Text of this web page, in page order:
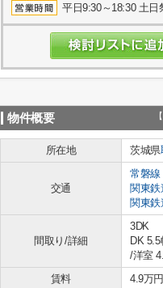
平日9:30～18:30 土
物件概要
所在地 茨城県
交通
常磐線
関東
関東
間取り/詳細
3DK
DK 5.5
/洋室
賃料 4.9万円